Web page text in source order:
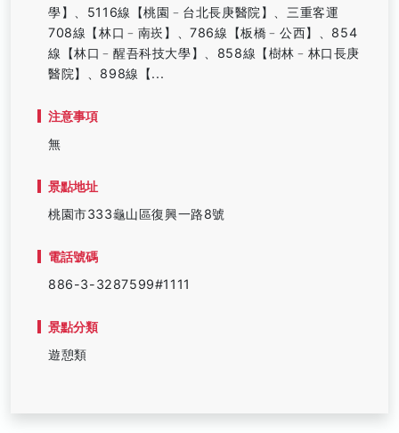
學】、5116線【桃園﹣台北長庚醫院】、三重客運
708線【林口﹣南崁】、786線【板橋﹣公西】、854
線【林口﹣醒吾科技大學】、858線【樹林﹣林口長庚
醫院】、898線【...
注意事項
無
景點地址
桃園市333龜山區復興一路8號
電話號碼
886-3-3287599#1111
景點分類
遊憩類